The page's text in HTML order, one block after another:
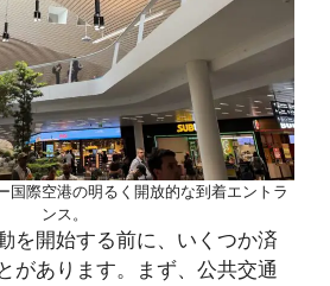
国際空港の明るく開放的な到着エントラ
ンス。
を開始する前に、いくつか済
があります。まず、公共交通